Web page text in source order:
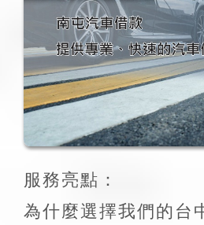
服務亮點：
為什麼選擇我們的台